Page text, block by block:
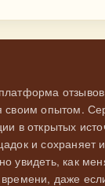
своим опытом.
в открытых
и сохраняет
увидеть, как
даже